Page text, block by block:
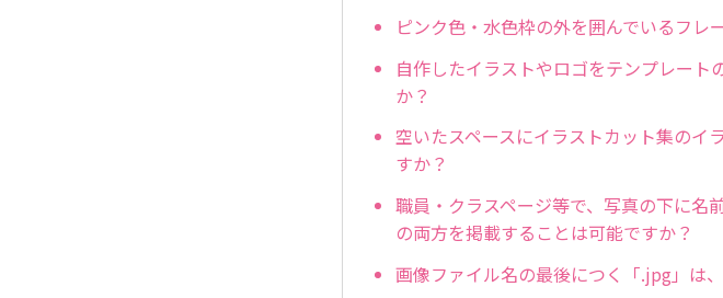
ピンク色・水色枠の外を囲んでいるフレ
自作したイラストやロゴをテンプレート
か？
空いたスペースにイラストカット集のイ
すか？
職員・クラスページ等で、写真の下に名
の両方を掲載することは可能ですか？
画像ファイル名の最後につく「.jpg」は